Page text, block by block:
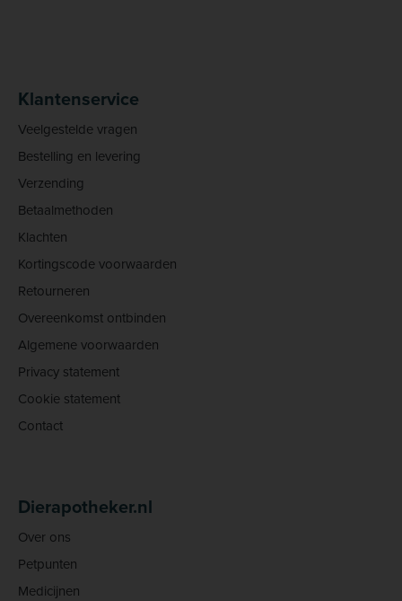
Klantenservice
Veelgestelde vragen
Bestelling en levering
Verzending
Betaalmethoden
Klachten
Kortingscode voorwaarden
Retourneren
Overeenkomst ontbinden
Algemene voorwaarden
Privacy statement
Cookie statement
Contact
Dierapotheker.nl
Over ons
Petpunten
Medicijnen